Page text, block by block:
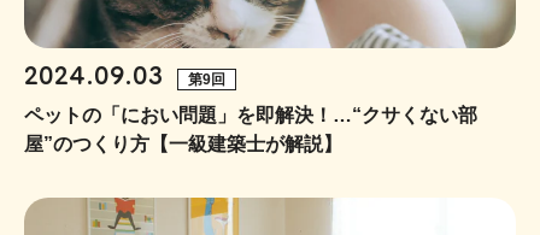
2024.09.03 第9回
ペットの「におい問題」を即解決！…“クサくない部
屋”のつくり方【一級建築士が解説】